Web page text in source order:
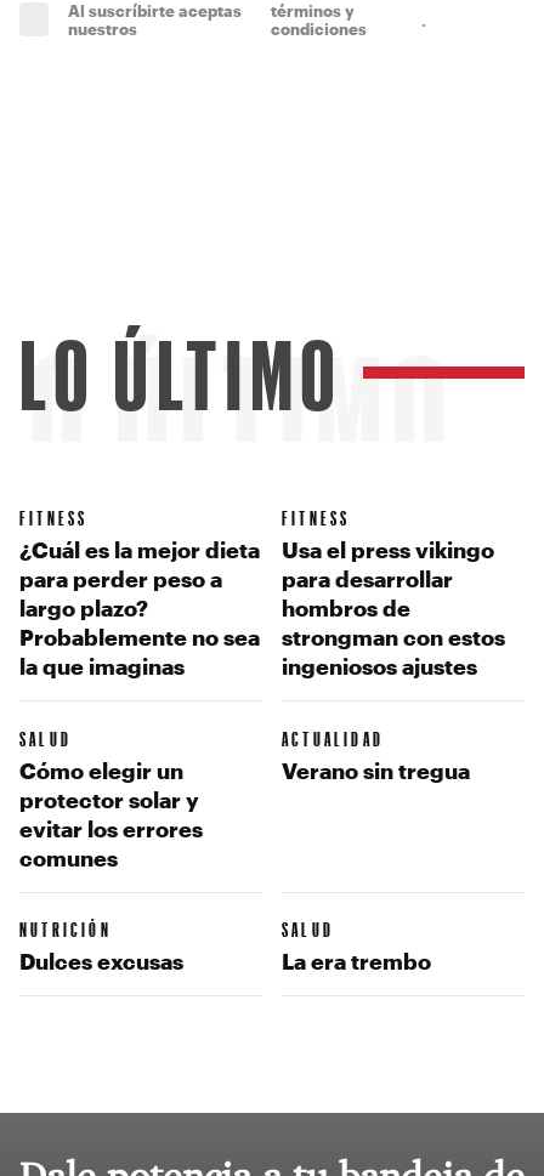
Al suscríbirte aceptas
nuestros
términos y
condiciones
ÚLTIMO
LO ÚLTIMO
FITNESS
¿Cuál es la mejor dieta
para perder peso a
largo plazo?
Probablemente no sea
la que imaginas
FITNESS
Usa el press vikingo
para desarrollar
hombros de
strongman con estos
ingeniosos ajustes
SALUD
Cómo elegir un
protector solar y
evitar los errores
comunes
ACTUALIDAD
Verano sin tregua
NUTRICIÓN
Dulces excusas
SALUD
La era trembo